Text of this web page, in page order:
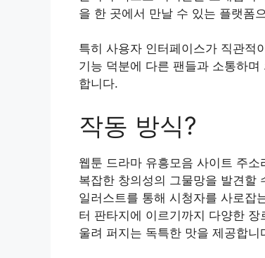
을 한 곳에서 만날 수 있는 플랫폼
특히 사용자 인터페이스가 직관적
기능 덕분에 다른 팬들과 소통하
합니다.
작동 방식?
웹툰 드라마 유흥모음 사이트 주
복잡한 창의성의 그물망을 발견할
일러스트를 통해 시청자를 사로잡
터 판타지에 이르기까지 다양한
울려 퍼지는 독특한 맛을 제공합니